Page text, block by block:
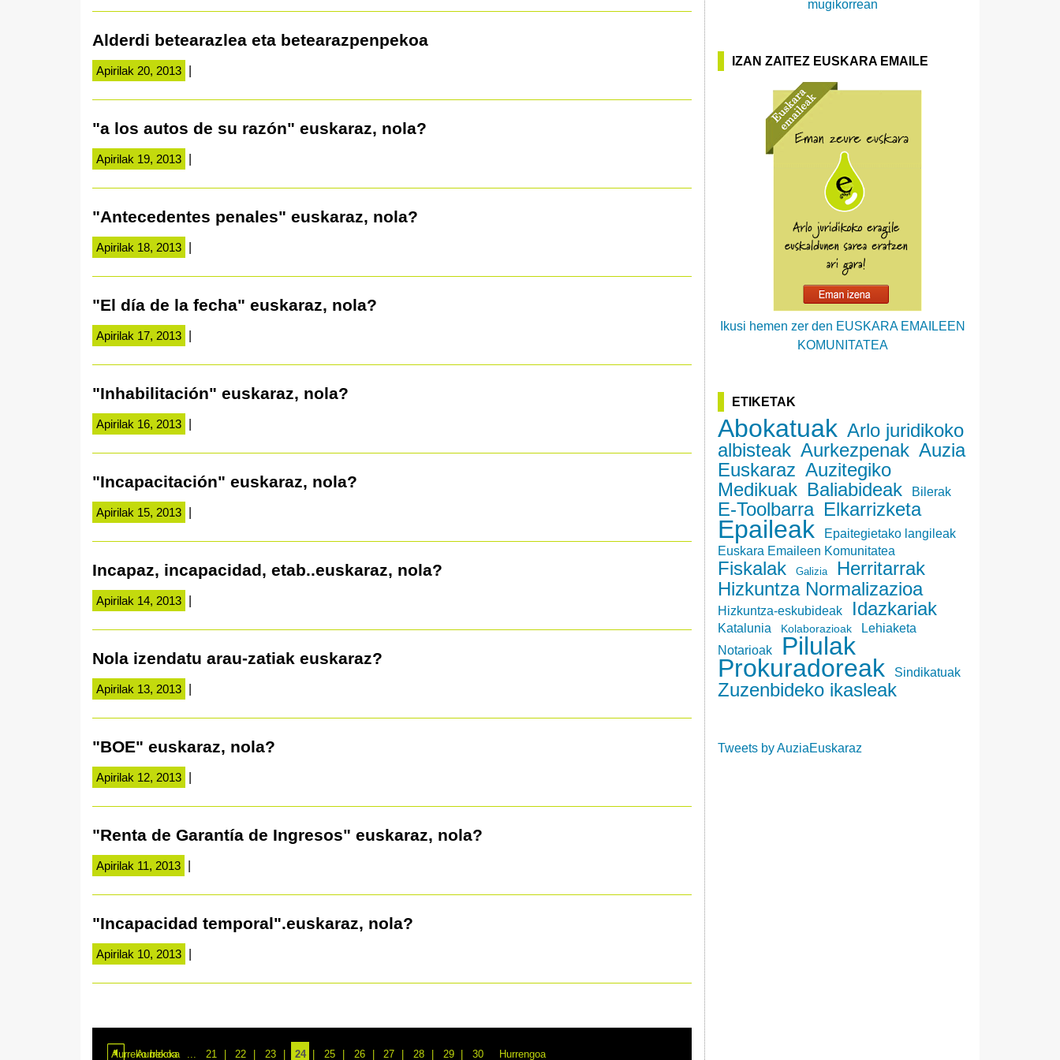
Alderdi betearazlea eta betearazpenpekoa
Apirilak 20, 2013
"a los autos de su razón" euskaraz, nola?
Apirilak 19, 2013
"Antecedentes penales" euskaraz, nola?
Apirilak 18, 2013
"El día de la fecha" euskaraz, nola?
Apirilak 17, 2013
"Inhabilitación" euskaraz, nola?
Apirilak 16, 2013
"Incapacitación" euskaraz, nola?
Apirilak 15, 2013
Incapaz, incapacidad, etab..euskaraz, nola?
Apirilak 14, 2013
Nola izendatu arau-zatiak euskaraz?
Apirilak 13, 2013
"BOE" euskaraz, nola?
Apirilak 12, 2013
"Renta de Garantía de Ingresos" euskaraz, nola?
Apirilak 11, 2013
"Incapacidad temporal".euskaraz, nola?
Apirilak 10, 2013
Aurreko blocka
Aurrekoa ... 21 22 23 24 25 26 27 28 29 30 Hurrengoa
mugikorrean
IZAN ZAITEZ EUSKARA EMAILE
Ikusi hemen zer den EUSKARA EMAILEEN
KOMUNITATEA
ETIKETAK
Abokatuak Arlo juridikoko
albisteak Aurkezpenak Auzia
Euskaraz Auzitegiko
Medikuak Baliabideak Bilerak
E-Toolbarra Elkarrizketa
Epaileak
Epaitegietako langileak
Euskara Emaileen Komunitatea
Fiskalak Galizia
Herritarrak
Hizkuntza Normalizazioa
Hizkuntza-eskubideak Idazkariak
Katalunia Kolaborazioak
Lehiaketa
Notarioak
Pilulak
Prokuradoreak Sindikatuak
Zuzenbideko ikasleak
Tweets by AuziaEuskaraz